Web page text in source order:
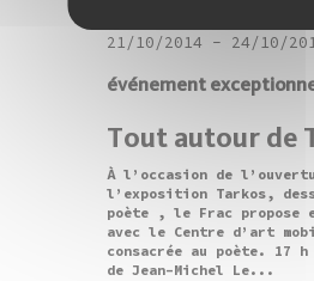
21/10/2014 - 24/10/
événement
Tout autour de
À l’occasion de
l’exposition Tarkos,
poète , le Frac propose
avec le Centre d’art
consacrée au poète. 17
de Jean-Michel Le...